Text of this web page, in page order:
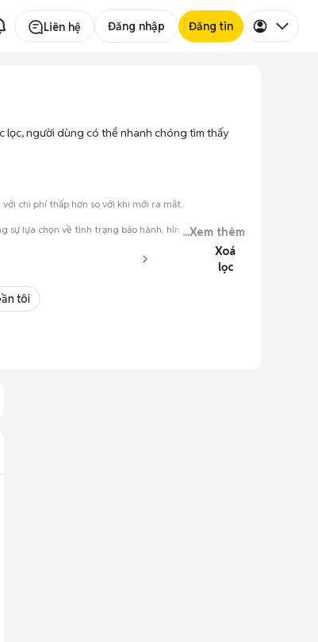
Liên hệ Đăng nhập Đăng tin
lọc, người dùng có thể nhanh chóng tìm thấy
chi phí thấp hơn so với khi mới ra mắt.
sự lựa chọn về tình trạng bảo hành, hình thức máy và
chung.
...Xem thêm
Xoá
lọc
tôi